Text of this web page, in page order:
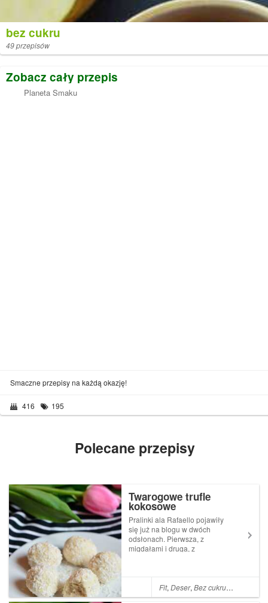
bez cukru
49 przepisów
Zobacz cały przepis
Planeta Smaku
Smaczne przepisy na każdą okazję!
416 195
Polecane przepisy
Twarogowe trufle
kokosowe
Pralinki ala Rafaello pojawiły
się już na blogu w dwóch
odsłonach. Pierwsza, z
migdałami i druga, z
twarogowe! Są pyszne, mają
niewiele węglowodanów, a
Fit,Deser,Bez cukru,Mąka